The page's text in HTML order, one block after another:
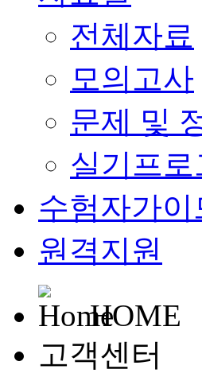
전체자료
모의고사
문제 및
실기프로
수험자가이
원격지원
HOME
고객센터